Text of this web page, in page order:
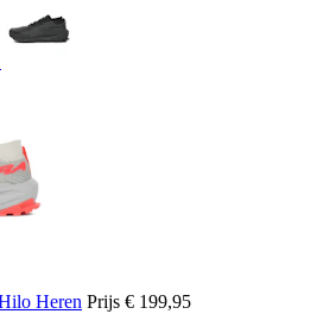
Heren Prijs € 199,95